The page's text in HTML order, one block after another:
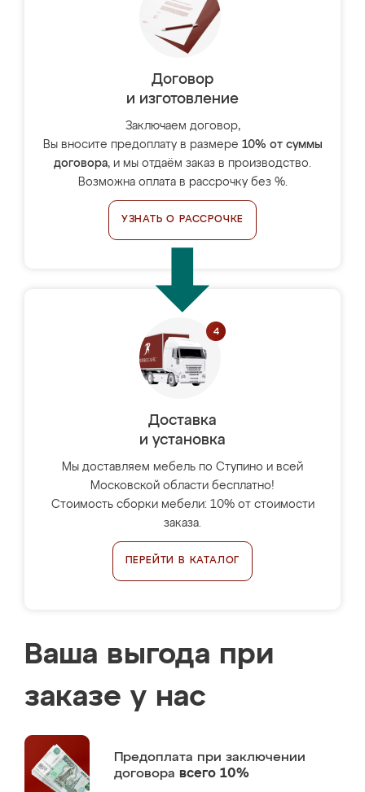
Договор
и изготовление
Заключаем договор,
Вы вносите предоплату в размере 10% от суммы
договора, и мы отдаём заказ в производство.
Возможна оплата в рассрочку без %.
УЗНАТЬ О РАССРОЧКЕ
Доставка
и установка
Мы доставляем мебель по Ступино и всей
Московской области бесплатно!
Стоимость сборки мебели: 10% от стоимости
заказа.
ПЕРЕЙТИ В КАТАЛОГ
Ваша выгода при
заказе у нас
Предоплата при заключении
договора всего 10%